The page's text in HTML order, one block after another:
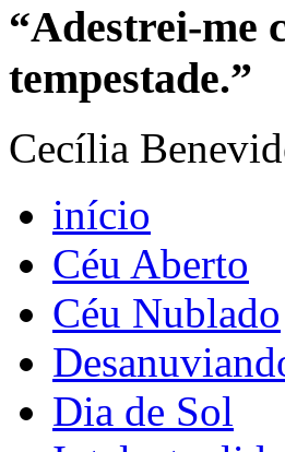
“Adestrei-me
tempestade.”
Cecília
início
Céu Aberto
Céu Nublado
Dia de Sol